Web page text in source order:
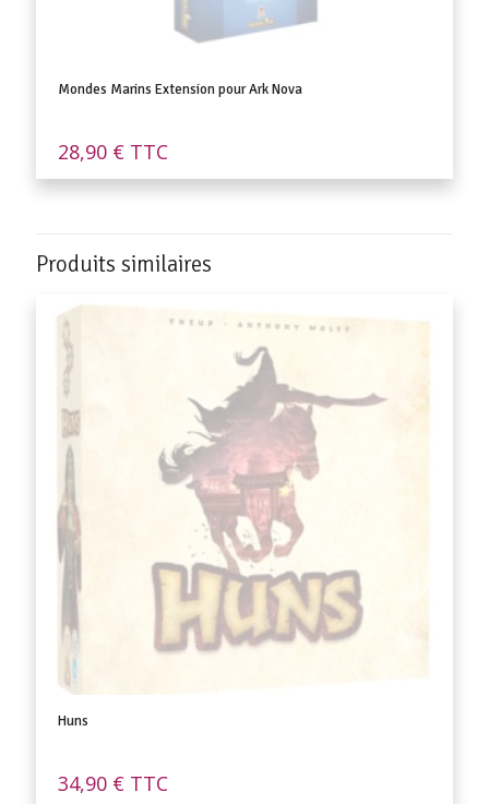
Mondes Marins Extension pour Ark Nova
28,90 € TTC
Produits similaires
Huns
34,90 € TTC